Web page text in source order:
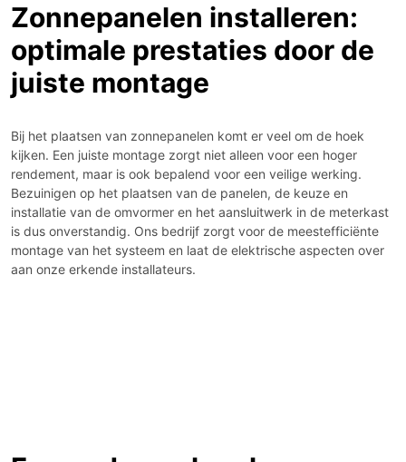
Zonnepanelen installeren:
optimale prestaties door de
juiste montage
Bij het plaatsen van zonnepanelen komt er veel om de hoek
kijken. Een juiste montage zorgt niet alleen voor een hoger
rendement, maar is ook bepalend voor een veilige werking.
Bezuinigen op het plaatsen van de panelen, de keuze en
installatie van de omvormer en het aansluitwerk in de meterkast
is dus onverstandig. Ons bedrijf zorgt voor de meestefficiënte
montage van het systeem en laat de elektrische aspecten over
aan onze erkende installateurs.